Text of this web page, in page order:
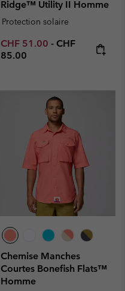
Ridge™ Utility II Homme
Protection solaire
Minimum sale price:
CHF 51.00 - Maximum
CHF
85.00
Chemise Manches
Courtes Bonefish Flats™
Homme